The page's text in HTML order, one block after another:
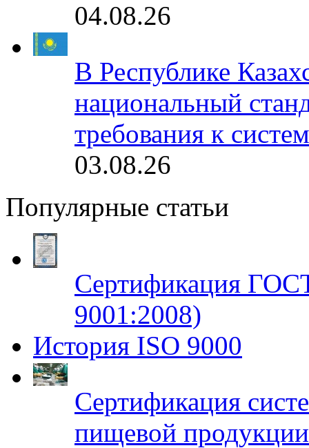
04.08.26
В Республике
национальный
требования к
03.08.26
Популярные статьи
Сертификация
9001:2008)
История ISO 9000
Сертификация
пищевой